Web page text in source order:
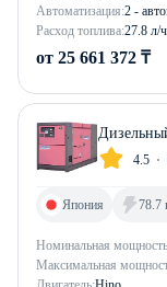
Автоматизация:2 -
Расход топлива:27.8 л/ч
от 25 661 372 ₸
4.5
Номинальная
Максимальная
Япония 78.7